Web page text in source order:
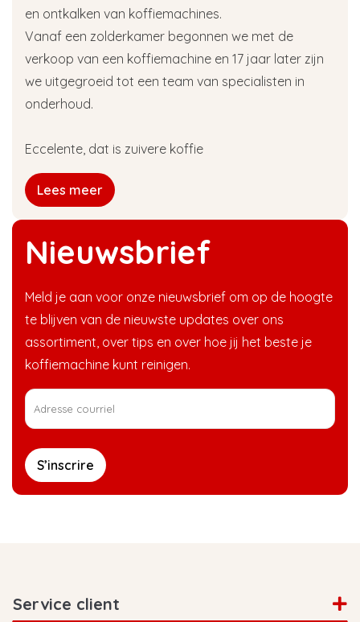
Nieuwsbrief
Meld je aan voor onze nieuwsbrief om op de hoogte
te blijven van de nieuwste updates over ons
assortiment, over tips en over hoe jij het beste je
koffiemachine kunt reinigen.
S’inscrire
en ontkalken van koffiemachines.
Vanaf een zolderkamer begonnen we met de
verkoop van een koffiemachine en 17 jaar later zijn
we uitgegroeid tot een team van specialisten in
onderhoud.
Eccelente, dat is zuivere koffie
Lees meer
Service client